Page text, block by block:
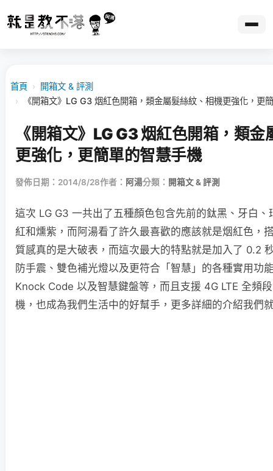
首頁 ›
開箱文 & 評測
›
《開箱文》LG G3 烟紅色開箱，類金屬髮絲紋、相機更強化，更
《開箱文》LG G3 烟紅色開箱，類
更強化，更簡單的智慧手機
發佈日期：2014/8/28作者： 阿湯分類： 開箱文 & 評測
這次 LG G3 一共出了五種顏色包含先前的鈦黑、牙白
紅和燻紫，而阿湯看了許久最喜歡的應該就是烟紅色，
質感真的是大破表，而這次最大的特點就是加入了 0.2
防手震、雙色補光燈以及更符合「智慧」的各種實用功
Knock Code 以及智慧鍵盤等，而且支援 4G LTE 全頻
機，也成為我們生活中的好幫手，更多詳細的介紹我們